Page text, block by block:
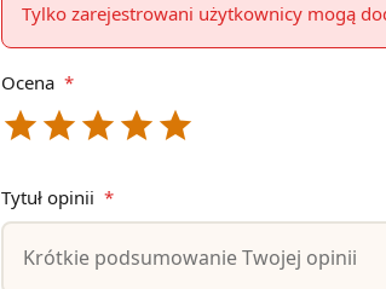
Tylko zarejestrowani użytkownicy mogą
Ocena *
star
star
star
star
star
Tytuł opinii *